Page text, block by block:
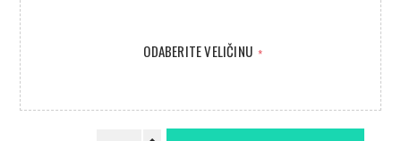
ODABERITE VELIČINU *